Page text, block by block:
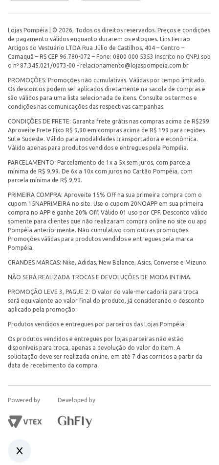
Lojas Pompéia | © 2026, Todos os direitos reservados. Preços e condições
de pagamento válidos enquanto durarem os estoques. Lins Ferrão
Artigos do Vestuário LTDA Rua Júlio de Castilhos, 404 – Centro –
Camaquã – RS CEP 96.780-072 – Fone: 0800 000 5353 Inscrito no CNPJ sob
o nº 87.345.021/0073-00 - relacionamento@lojaspompeia.com.br
PROMOÇÕES: Promoções não cumulativas. Válidas por tempo limitado.
Os descontos podem ser aplicados diretamente na sacola de compras e
são válidos para uma lista selecionada de itens. Consulte os termos e
condições nas comunicações das respectivas campanhas.
CONDIÇÕES DE FRETE: Garanta frete grátis nas compras acima de R$299.
Aproveite Frete Fixo R$ 9,90 em compras acima de R$ 199 para regiões
Sul e Sudeste. Válido para modalidades transportadora e econômica.
Válido apenas para produtos vendidos e entregues pela Pompéia.
PARCELAMENTO: Parcelamento de 1x a 5x sem juros, com parcela
mínima de R$ 9,99. De 6x a 10x com juros no Cartão Pompéia, com
parcela mínima de R$ 9,99.
PRIMEIRA COMPRA: Aproveite 15% Off na sua primeira compra com o
cupom 15NAPRIMEIRA no site. Use o cupom 20NOAPP em sua primeira
compra no APP e ganhe 20% Off. Válido 01 uso por CPF. Desconto válido
somente para clientes que não realizaram compra online no site ou app
Pompéia anteriormente. Não cumulativo com outras promoções.
Promoções válidas para produtos vendidos e entregues pela marca
Pompéia.
GRANDES MARCAS: Nike, Adidas, New Balance, Asics, Converse e Mizuno.
NÃO SERÁ REALIZADA TROCAS E DEVOLUÇÕES DE MODA INTIMA.
PROMOÇÃO LEVE 3, PAGUE 2: O valor do vale-mercadoria para troca
será equivalente ao valor final do produto, já considerando o desconto
aplicado pela promoção.
Produtos vendidos e entregues por parceiros das Lojas Pompéia:
Os produtos vendidos e entregues por lojas parceiras não estão
disponíveis para troca, apenas a devolução do valor do item. A
solicitação deve ser realizada online, em até 7 dias corridos a partir da
data de recebimento da compra.
Powered by Developed by